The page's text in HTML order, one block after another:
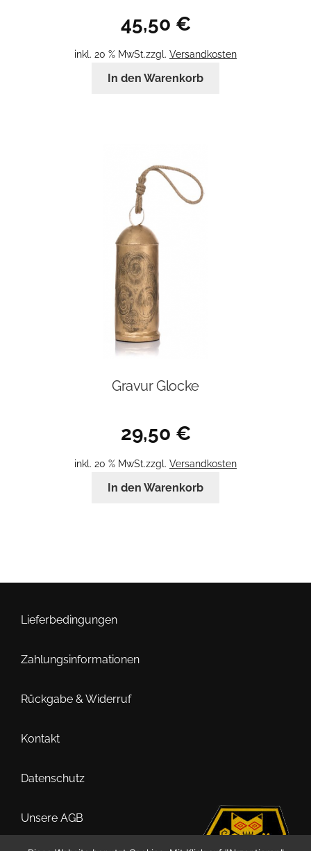
45,50 €
inkl. 20 % MwSt.zzgl. Versandkosten
In den Warenkorb
Gravur Glocke
29,50 €
inkl. 20 % MwSt.zzgl. Versandkosten
In den Warenkorb
Lieferbedingungen
Zahlungsinformationen
Rückgabe & Widerruf
Kontakt
Datenschutz
Unsere AGB